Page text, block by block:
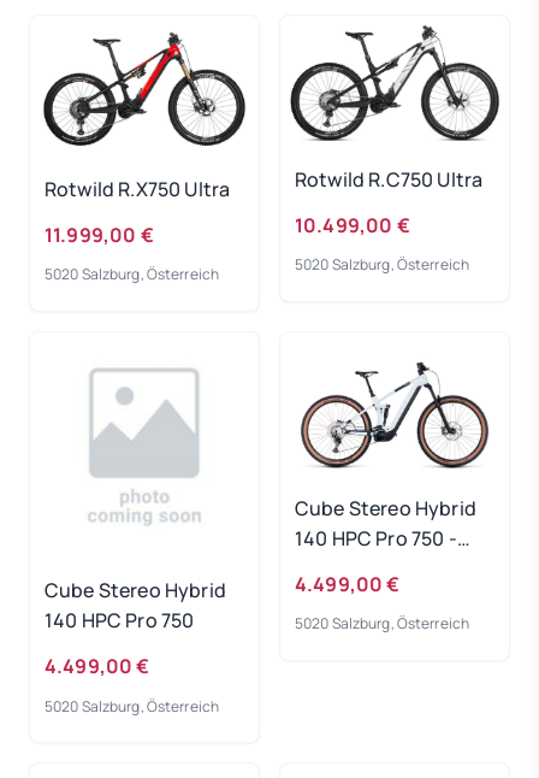
Rotwild R.X750 Ultra
11.999,00 €
5020 Salzburg, Österreich
Rotwild R.C750 Ultra
10.499,00 €
5020 Salzburg, Österreich
Cube Stereo Hybrid
140 HPC Pro 750
4.499,00 €
5020 Salzburg, Österreich
Cube Stereo Hybrid
140 HPC Pro 750 -
Rahmengröße: L
4.499,00 €
5020 Salzburg, Österreich